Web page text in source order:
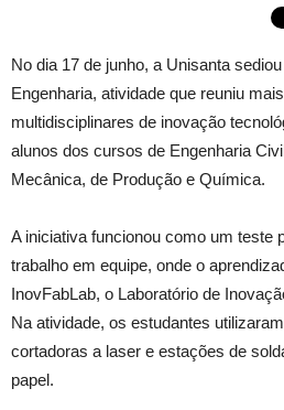
No dia 17 de junho, a Unisanta
Engenharia, atividade que reuniu
multidisciplinares de inovação
alunos dos cursos de Engenharia
Mecânica, de Produção e Química.
A iniciativa funcionou como um teste
trabalho em equipe, onde o
InovFabLab, o Laboratório de
Na atividade, os estudantes
cortadoras a laser e estações de
papel.